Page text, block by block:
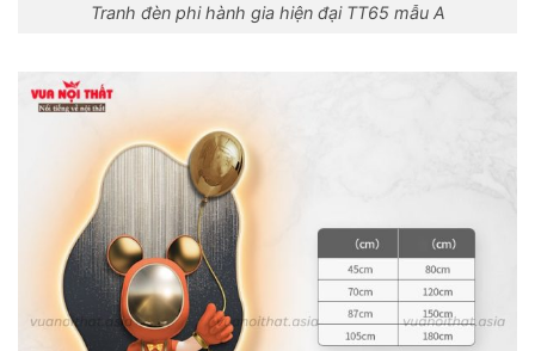
Tranh đèn phi hành gia hiện đại TT65 mẫu A